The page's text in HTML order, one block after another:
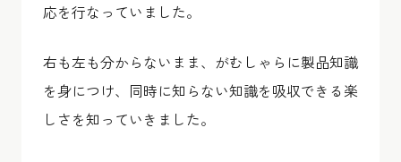
応を行なっていました。
右も左も分からないまま、がむしゃらに製品知識
を身につけ、同時に知らない知識を吸収できる楽
しさを知っていきました。